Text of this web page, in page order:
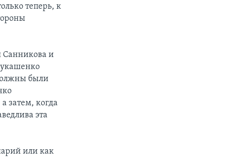
теперь, к
Санникова и
были
затем, когда
эта
или как